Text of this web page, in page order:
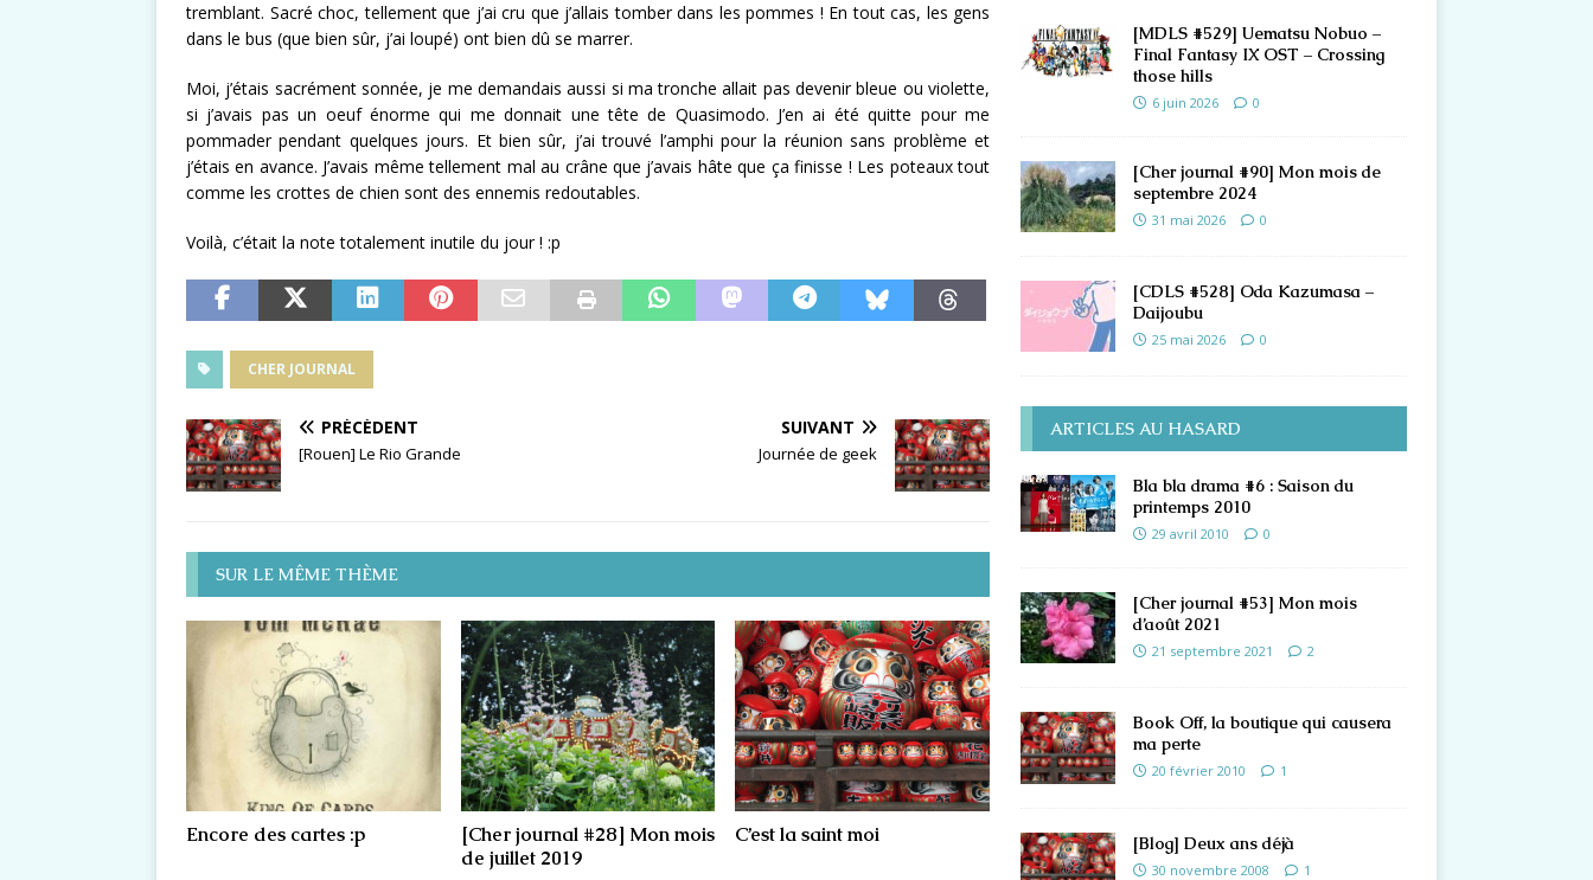
tremblant. Sacré choc, tellement que j’ai cru que j’allais tomber dans les pommes ! En tout cas, les gens
dans le bus (que bien sûr, j’ai loupé) ont bien dû se marrer.
Moi, j’étais sacrément sonnée, je me demandais aussi si ma tronche allait pas devenir bleue ou violette,
si j’avais pas un oeuf énorme qui me donnait une tête de Quasimodo. J’en ai été quitte pour me
pommader pendant quelques jours. Et bien sûr, j’ai trouvé l’amphi pour la réunion sans problème et
j’étais en avance. J’avais même tellement mal au crâne que j’avais hâte que ça finisse ! Les poteaux tout
comme les crottes de chien sont des ennemis redoutables.
Voilà, c’était la note totalement inutile du jour ! :p
CHER JOURNAL
PRÉCÉDENT
[Rouen] Le Rio Grande
SUIVANT
Journée de geek
SUR LE MÊME THÈME
Encore des cartes :p
[Cher journal #28] Mon mois
de juillet 2019
C’est la saint moi
[MDLS #529] Uematsu Nobuo –
Final Fantasy IX OST – Crossing
those hills
6 juin 2026 0
[Cher journal #90] Mon mois de
septembre 2024
31 mai 2026 0
[CDLS #528] Oda Kazumasa –
Daijoubu
25 mai 2026 0
ARTICLES AU HASARD
Bla bla drama #6 : Saison du
printemps 2010
29 avril 2010 0
[Cher journal #53] Mon mois
d’août 2021
21 septembre 2021 2
Book Off, la boutique qui causera
ma perte
20 février 2010 1
[Blog] Deux ans déjà
30 novembre 2008 1